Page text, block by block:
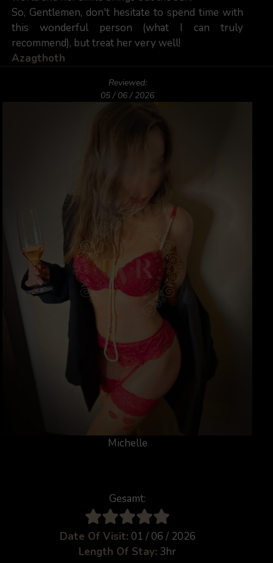
So, Gentlemen, don't hesitate to spend time with
this wonderful person (what I can truly
recommend), but treat her very well!
Azagthoth
Reviewed:
05 / 06 / 2026
Michelle
Gesamt:
Date Of Visit: 01 / 06 / 2026
Length Of Stay: 3hr